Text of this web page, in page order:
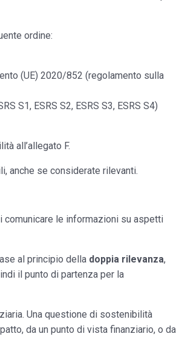
ordine:
(UE) 2020/852 (regolamento sulla
S1, ESRS S2, ESRS S3, ESRS S4)
all’allegato F.
anche se considerate rilevanti.
le informazioni su aspetti
al principio della doppia rilevanza,
il punto di partenza per la
Una questione di sostenibilità
da un punto di vista finanziario, o da